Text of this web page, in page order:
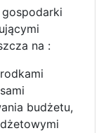
na :
budżetu,